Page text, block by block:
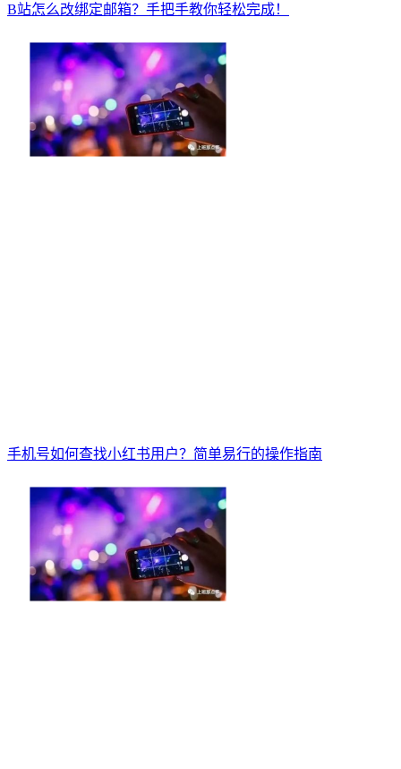
B站怎么改绑定邮箱？手把手教你轻松完成！
手机号如何查找小红书用户？简单易行的操作指南